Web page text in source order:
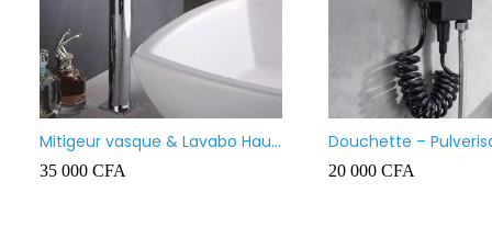
Lavabo meuble salle de bain
suspendu
130 000
Vasque à
35 000